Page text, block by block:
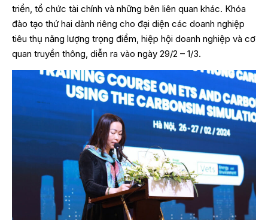
triển, tổ chức tài chính và những bên liên quan khác. Khóa
đào tạo thứ hai dành riêng cho đại diện các doanh nghiệp
tiêu thụ năng lượng trọng điểm, hiệp hội doanh nghiệp và cơ
quan truyền thông, diễn ra vào ngày 29/2 – 1/3.